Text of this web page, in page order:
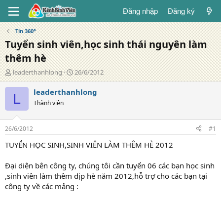
Đăng nhập Đăng ký
Tin 360°
Tuyển sinh viên,học sinh thái nguyên làm
thêm hè
T
á
c
ả
leaderthanhlong
N
g
à
g
26/6/2012
L leaderthanhlong
Thành viên
26/6/2012 #1
TUYỂN HỌC SINH,SINH VIÊN LÀM THÊM HÈ 2012
Đại diện bên công ty, chúng tôi cần tuyển 06 các bạn học sinh
,sinh viên làm thêm dịp hè năm 2012,hỗ trợ cho các bạn tại
công ty về các mảng :